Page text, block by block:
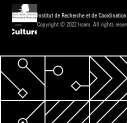
Institut de Recherche et de
Copyright © 2022 Ircam. All rights